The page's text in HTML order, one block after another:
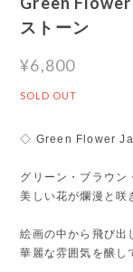
ストーン
¥6,800
SOLD OUT
◇ Green Flower
グリーン・ブラウン
美しい花が爛漫と咲
絵画の中から飛び出
華麗な雰囲気を醸し